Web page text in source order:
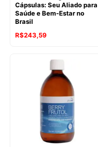
Cápsulas: Seu Aliado para
Saúde e Bem-Estar no
Brasil
R$243,59